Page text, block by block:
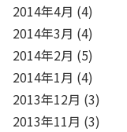
2014年4月 (4)
2014年3月 (4)
2014年2月 (5)
2014年1月 (4)
2013年12月 (3)
2013年11月 (3)